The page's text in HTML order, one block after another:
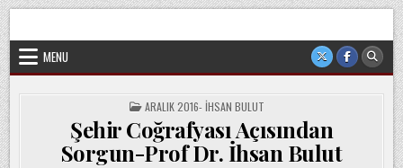
Skip
to
content
veya cemaatin güdümünde ya da tesirinde olmayan, tamamen
MENU
POSTED
IN
ARALIK 2016- İHSAN BULUT
Şehir Coğrafyası Açısından
Sorgun-Prof Dr. İhsan Bulut